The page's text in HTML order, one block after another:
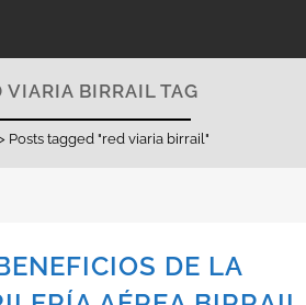
VIARIA BIRRAIL TAG
Posts tagged "red viaria birrail"
DE LA